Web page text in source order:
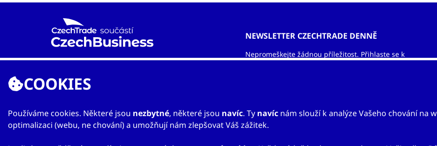
Agentura CzechTrade je již od roku 1997 národní
průmyslu a obchodu s cílem rozvíjet mezinárodní
obchod a vzájemnou spolupráci mezi českými a
NEWSLETTER CZECHTRADE DENNĚ
Nepromeškejte žádnou příležitost. Přihlaste se k
ODEBÍRAT NEWSLETTER
COOKIES
Používáme cookies. Některé jsou nezbytné, některé jsou navíc. Ty navíc nám slouží k analýze Vašeho chování na
optimalizaci (webu, ne chování) a umožňují nám zlepšovat Váš zážitek.